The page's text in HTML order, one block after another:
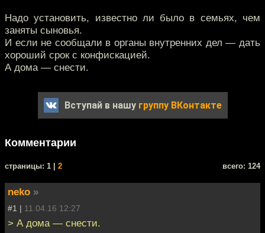
Надо установить, известно ли было в семьях, чем
заняты сыновья.
И если не сообщали в органы внутренних дел — дать
хороший срок с конфискацией.
А дома — снести.
Вступай в нашу группу ВКонтакте
Комментарии
cтраницы: 1 | 2 всего: 124
neko »
#1 | 11.04.16 12:27
> А дома — снести.